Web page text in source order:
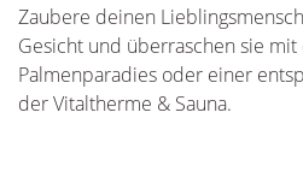
Zaubere deinen
Gesicht und überraschen sie
Palmenparadies oder einer
der Vitaltherme & Sauna.